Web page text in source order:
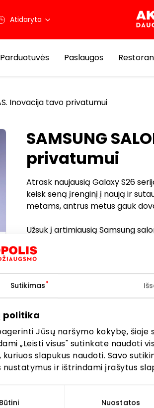
Sutikimas
politika
Jūsų naršymo kokybę,
„Leisti visus" sutinkate naudoti
kuriuos slapukus naudoti. Savo
nustatymus ir ištrindami įrašytus
Būtini Nuostatos
Atidaryta
Parduotuvės Paslaugos
Inovacija tavo privatumui
SAMSUNG
privatumui
Atrask naujausią Galaxy S26
keisk seną įrenginį į naują ir
metams, antrus metus gauk
Užsuk į artimiausią Samsung
Pasiūlymas galioja iki 2026 04
įrenginį. Sutaupymo suma iki
(maksimali vertė – grąžinus
funkcija yra tik Galaxy S26
Plačiau teiraukitės eksperto.